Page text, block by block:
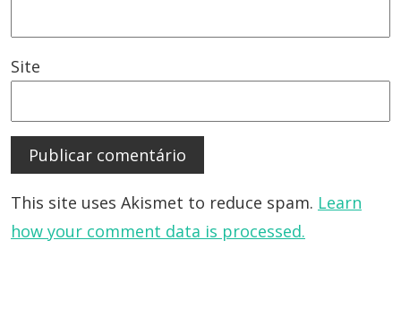
Site
This site uses Akismet to reduce spam. Learn
how your comment data is processed.